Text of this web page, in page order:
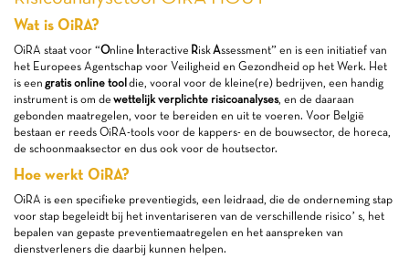
Wat is OiRA?
OiRA staat voor “Online nteractive RiskAssessment” en is een initiatief van
het Europees Agentschap voor Veiligheid en Gezondheid op het Werk. Het
is een gratis online tool die, vooral voor de kleine(re) bedrijven, een handig
instrument is om de wettelijk verplichte risicoanalyses, en de daaraan
gebonden maatregelen, voor te bereiden en uit te voeren. Voor België
bestaan er reeds OiRA-tools voor de kappers- en de bouwsector, de horeca,
de schoonmaaksector en dus ook voor de houtsector.
Hoe werkt OiRA?
OiRA is een specifieke preventiegids, een leidraad, die de onderneming stap
voor stap begeleidt bij het inventariseren van de verschillende risico’ s, het
bepalen van gepaste preventiemaatregelen en het aanspreken van
dienstverleners die daarbij kunnen helpen.